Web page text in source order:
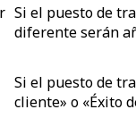
Si el puesto de
diferente serán
Si el puesto de
cliente» o «Éxito